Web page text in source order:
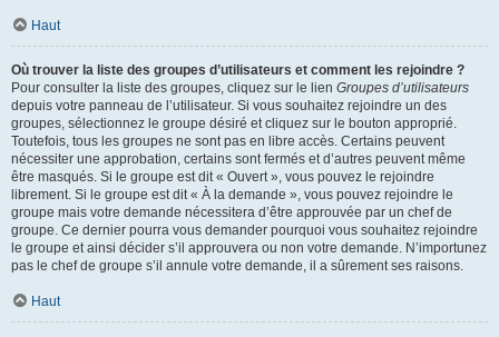
Haut
Où trouver la liste des groupes d’utilisateurs et comment les rejoindre ?
Pour consulter la liste des groupes, cliquez sur le lien Groupes d’utilisateurs
depuis votre panneau de l’utilisateur. Si vous souhaitez rejoindre un des
groupes, sélectionnez le groupe désiré et cliquez sur le bouton approprié.
Toutefois, tous les groupes ne sont pas en libre accès. Certains peuvent
nécessiter une approbation, certains sont fermés et d’autres peuvent même
être masqués. Si le groupe est dit « Ouvert », vous pouvez le rejoindre
librement. Si le groupe est dit « À la demande », vous pouvez rejoindre le
groupe mais votre demande nécessitera d’être approuvée par un chef de
groupe. Ce dernier pourra vous demander pourquoi vous souhaitez rejoindre
le groupe et ainsi décider s’il approuvera ou non votre demande. N’importunez
pas le chef de groupe s’il annule votre demande, il a sûrement ses raisons.
Haut